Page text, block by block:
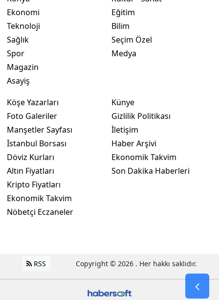
Şanlıurfa
Zonguldak
Aksaray
Bayburt
Bartın
Ardahan
Ekonomi
Teknoloji
Sağlık
Spor
Magazin
Asayiş
Eğitim
Bilim
Seçim Özel
Medya
Köşe Yazarları
Foto Galeriler
Manşetler Sayfası
İstanbul Borsası
Döviz Kurları
Altın Fiyatları
Kripto Fiyatları
Ekonomik Takvim
Nöbetçi Eczaneler
Künye
Gizlilik Politikası
İletişim
Haber Arşivi
Ekonomik Takvim
Son Dakika Haberleri
RSS Copyright © 2026 . Her hakkı saklıdır.